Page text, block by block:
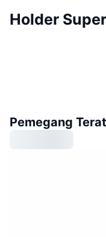
Holder
Pemegang